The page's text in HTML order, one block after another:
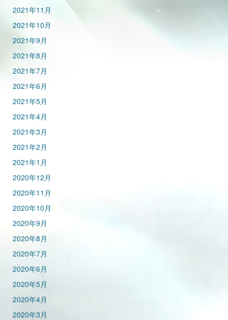
2021年11月
2021年10月
2021年9月
2021年8月
2021年7月
2021年6月
2021年5月
2021年4月
2021年3月
2021年2月
2021年1月
2020年12月
2020年11月
2020年10月
2020年9月
2020年8月
2020年7月
2020年6月
2020年5月
2020年4月
2020年3月